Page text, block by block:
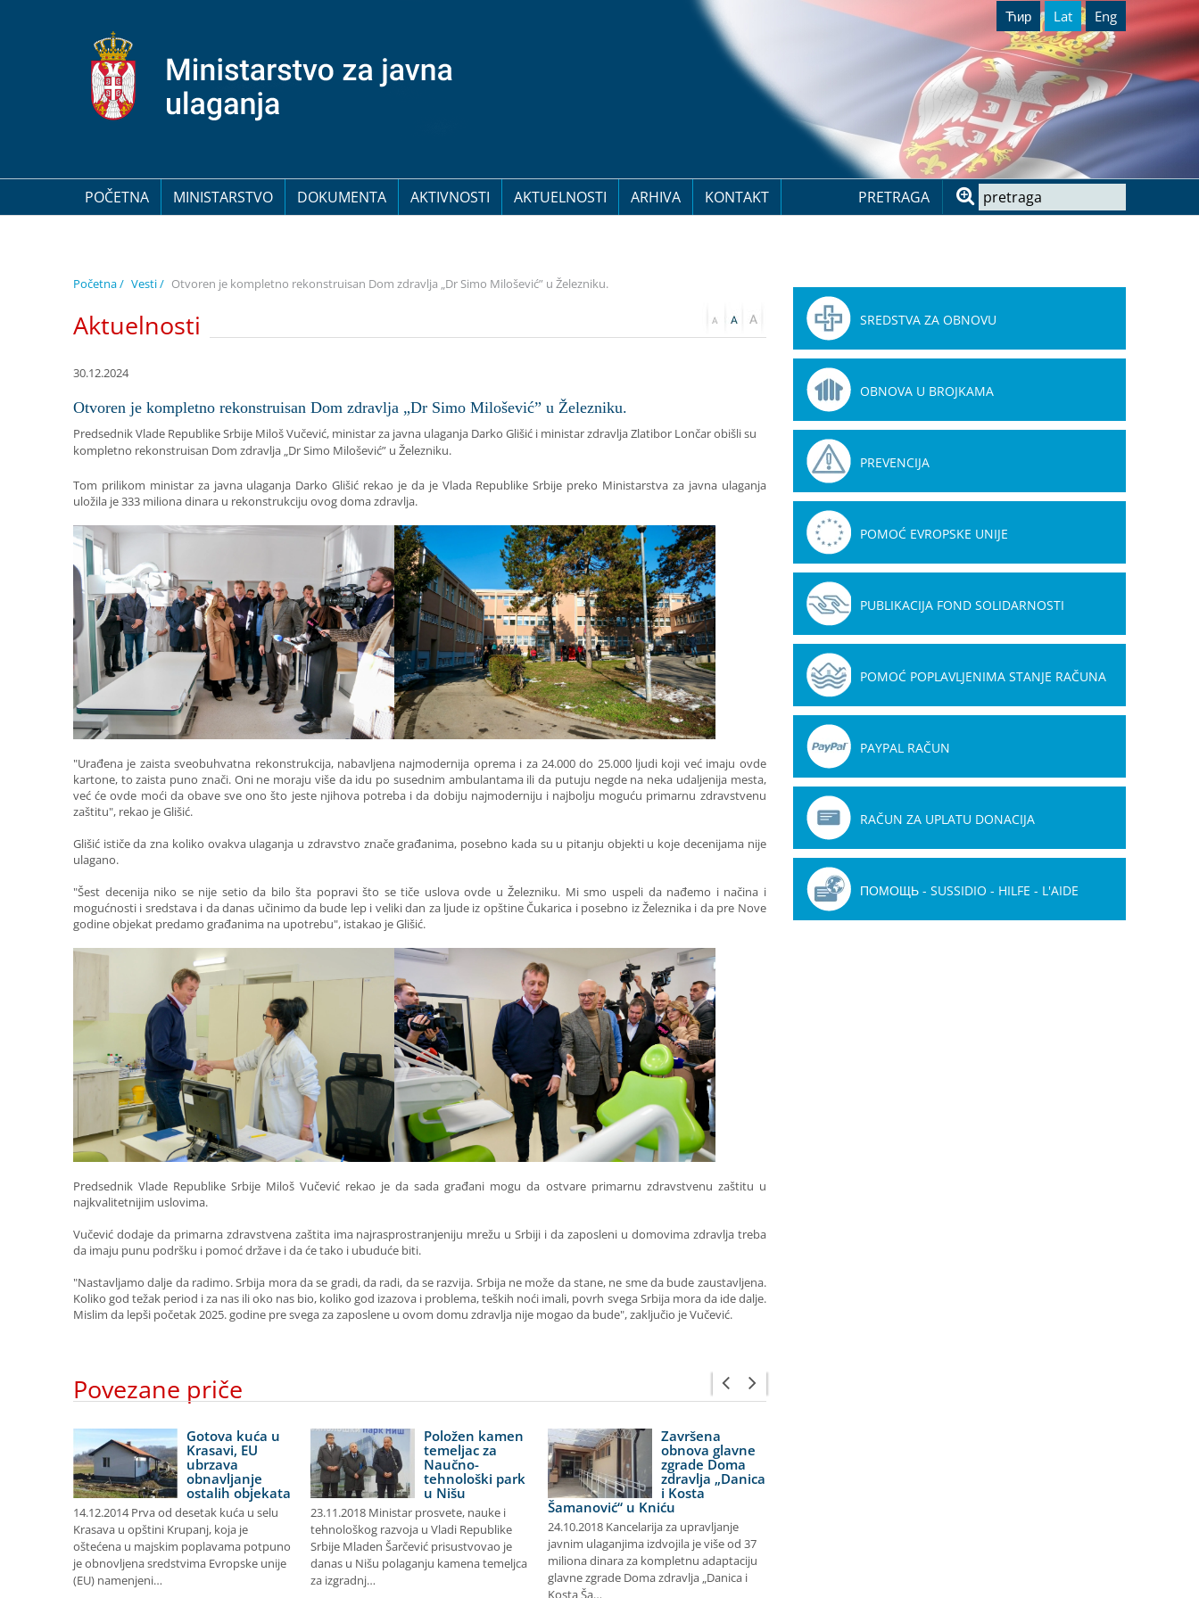
Ћир Lat Eng
POČETNA MINISTARSTVO DOKUMENTA AKTIVNOSTI AKTUELNOSTI ARHIVA KONTAKT PRETRAGA
Početna / Vesti / Otvoren je kompletno rekonstruisan Dom zdravlja „Dr Simo Milošević” u Železniku.
Aktuelnosti
30.12.2024
Otvoren je kompletno rekonstruisan Dom zdravlja „Dr Simo Milošević” u Železniku.
Predsednik Vlade Republike Srbije Miloš Vučević, ministar za javna ulaganja Darko Glišić i ministar zdravlja Zlatibor Lončar obišli su
kompletno rekonstruisan Dom zdravlja „Dr Simo Milošević” u Železniku.
Tom prilikom ministar za javna ulaganja Darko Glišić rekao je da je Vlada Republike Srbije preko Ministarstva za javna ulaganja
uložila je 333 miliona dinara u rekonstrukciju ovog doma zdravlja.
"Urađena je zaista sveobuhvatna rekonstrukcija, nabavljena najmodernija oprema i za 24.000 do 25.000 ljudi koji već imaju ovde
kartone, to zaista puno znači. Oni ne moraju više da idu po susednim ambulantama ili da putuju negde na neka udaljenija mesta,
već će ovde moći da obave sve ono što jeste njihova potreba i da dobiju najmoderniju i najbolju moguću primarnu zdravstvenu
zaštitu", rekao je Glišić.
Glišić ističe da zna koliko ovakva ulaganja u zdravstvo znače građanima, posebno kada su u pitanju objekti u koje decenijama nije
ulagano.
"Šest decenija niko se nije setio da bilo šta popravi što se tiče uslova ovde u Železniku. Mi smo uspeli da nađemo i načina i
mogućnosti i sredstava i da danas učinimo da bude lep i veliki dan za ljude iz opštine Čukarica i posebno iz Železnika i da pre Nove
godine objekat predamo građanima na upotrebu", istakao je Glišić.
Predsednik Vlade Republike Srbije Miloš Vučević rekao je da sada građani mogu da ostvare primarnu zdravstvenu zaštitu u
najkvalitetnijim uslovima.
Vučević dodaje da primarna zdravstvena zaštita ima najrasprostranjeniju mrežu u Srbiji i da zaposleni u domovima zdravlja treba
da imaju punu podršku i pomoć države i da će tako i ubuduće biti.
"Nastavljamo dalje da radimo. Srbija mora da se gradi, da radi, da se razvija. Srbija ne može da stane, ne sme da bude zaustavljena.
Koliko god težak period i za nas ili oko nas bio, koliko god izazova i problema, teških noći imali, povrh svega Srbija mora da ide dalje.
Mislim da lepši početak 2025. godine pre svega za zaposlene u ovom domu zdravlja nije mogao da bude", zaključio je Vučević.
Povezane priče
Gotova kuća u
Krasavi, EU
ubrzava
obnavljanje
ostalih objekata
14.12.2014 Prva od desetak kuća u selu
Krasava u opštini Krupanj, koja je
oštećena u majskim poplavama potpuno
je obnovljena sredstvima Evropske unije
(EU) namenjeni…
Položen kamen
temeljac za
Naučno-
tehnološki park
u Nišu
23.11.2018 Ministar prosvete, nauke i
tehnološkog razvoja u Vladi Republike
Srbije Mladen Šarčević prisustvovao je
danas u Nišu polaganju kamena temeljca
za izgradnj…
Završena
obnova glavne
zgrade Doma
zdravlja „Danica
i Kosta
Šamanović“ u Kniću
24.10.2018 Kancelarija za upravljanje
javnim ulaganjima izdvojila je više od 37
miliona dinara za kompletnu adaptaciju
glavne zgrade Doma zdravlja „Danica i
Kosta Ša…
SREDSTVA ZA OBNOVU
OBNOVA U BROJKAMA
PREVENCIJA
POMOĆ EVROPSKE UNIJE
PUBLIKACIJA FOND SOLIDARNOSTI
POMOĆ POPLAVLJENIMA STANJE RAČUNA
PAYPAL RAČUN
RAČUN ZA UPLATU DONACIJA
ПОМОЩЬ - SUSSIDIO - HILFE - L'AIDE